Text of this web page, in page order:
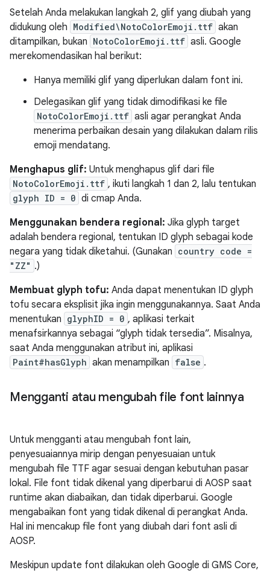
Setelah Anda melakukan langkah 2, glif yang diubah yang
didukung oleh Modified\NotoColorEmoji.ttf akan
ditampilkan, bukan NotoColorEmoji.ttf asli. Google
merekomendasikan hal berikut:
Hanya memiliki glif yang diperlukan dalam font ini.
Delegasikan glif yang tidak dimodifikasi ke file
NotoColorEmoji.ttf asli agar perangkat Anda
menerima perbaikan desain yang dilakukan dalam rilis
emoji mendatang.
Menghapus glif: Untuk menghapus glif dari file
NotoColorEmoji.ttf , ikuti langkah 1 dan 2, lalu tentukan
glyph ID = 0 di cmap Anda.
Menggunakan bendera regional: Jika glyph target
adalah bendera regional, tentukan ID glyph sebagai kode
negara yang tidak diketahui. (Gunakan country code =
"ZZ" .)
Membuat glyph tofu: Anda dapat menentukan ID glyph
tofu secara eksplisit jika ingin menggunakannya. Saat Anda
menentukan glyphID = 0 , aplikasi terkait
menafsirkannya sebagai “glyph tidak tersedia”. Misalnya,
saat Anda menggunakan atribut ini, aplikasi
Paint#hasGlyph akan menampilkan false .
Mengganti atau mengubah file font lainnya
Untuk mengganti atau mengubah font lain,
penyesuaiannya mirip dengan penyesuaian untuk
mengubah file TTF agar sesuai dengan kebutuhan pasar
lokal. File font tidak dikenal yang diperbarui di AOSP saat
runtime akan diabaikan, dan tidak diperbarui. Google
mengabaikan font yang tidak dikenal di perangkat Anda.
Hal ini mencakup file font yang diubah dari font asli di
AOSP.
Meskipun update font dilakukan oleh Google di GMS Core,